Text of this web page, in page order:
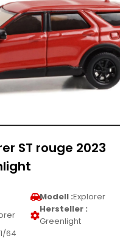
ST rouge 2023
Modell :Explorer
Hersteller :
Greenlight
1/64